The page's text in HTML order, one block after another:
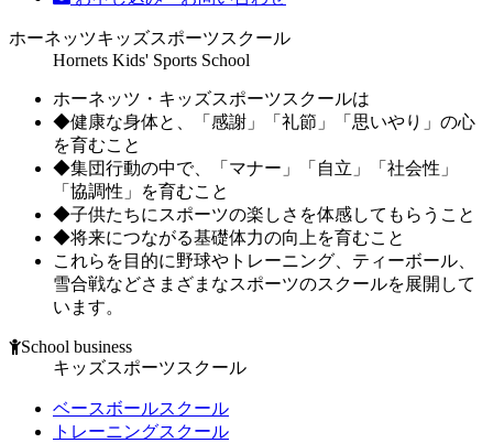
ホーネッツキッズスポーツスクール
Hornets Kids' Sports School
ホーネッツ・キッズスポーツスクールは
◆健康な身体と、「感謝」「礼節」「思いやり」の心
を育むこと
◆集団行動の中で、「マナー」「自立」「社会性」
「協調性」を育むこと
◆子供たちにスポーツの楽しさを体感してもらうこと
◆将来につながる基礎体力の向上を育むこと
これらを目的に野球やトレーニング、ティーボール、
雪合戦などさまざまなスポーツのスクールを展開して
います。
School business
キッズスポーツスクール
ベースボールスクール
トレーニングスクール